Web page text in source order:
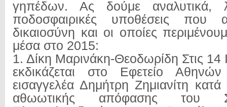
γηπέδων. Ας δούμε αναλυτικά,
ποδοσφαιρικές υποθέσεις που
δικαιοσύνη και οι οποίες
μέσα στο 2015:
1. Δίκη Μαρινάκη-Θεοδωρίδη Στις 14
εκδικάζεται στο Εφετείο
εισαγγελέα Δημήτρη Ζημιανίτη
αθωωτικής απόφασης του